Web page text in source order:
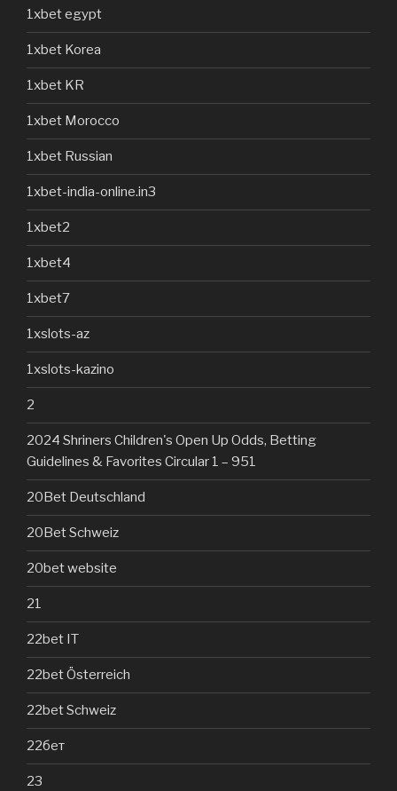
1xbet egypt
1xbet Korea
1xbet KR
1xbet Morocco
1xbet Russian
1xbet-india-online.in3
1xbet2
1xbet4
1xbet7
1xslots-az
1xslots-kazino
2
2024 Shriners Children's Open Up Odds, Betting
Guidelines & Favorites Circular 1 – 951
20Bet Deutschland
20Bet Schweiz
20bet website
21
22bet IT
22bet Österreich
22bet Schweiz
22бет
23